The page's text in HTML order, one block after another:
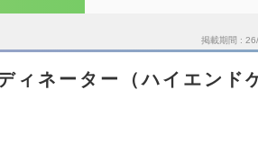
掲載期間
ィネーター（ハイエンド